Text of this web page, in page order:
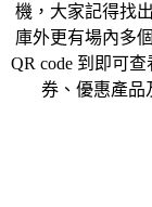
機，大家記得找
庫外更有場內多
QR code 到即可
券、優惠產品